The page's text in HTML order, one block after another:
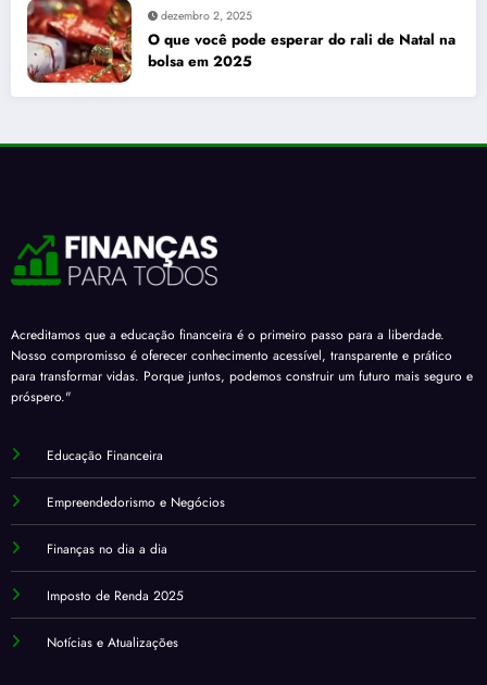
dezembro 2, 2025
O que você pode esperar do rali de Natal na
bolsa em 2025
Acreditamos que a educação financeira é o primeiro passo para a liberdade.
Nosso compromisso é oferecer conhecimento acessível, transparente e prático
para transformar vidas. Porque juntos, podemos construir um futuro mais seguro e
próspero."
Educação Financeira
Empreendedorismo e Negócios
Finanças no dia a dia
Imposto de Renda 2025
Notícias e Atualizações